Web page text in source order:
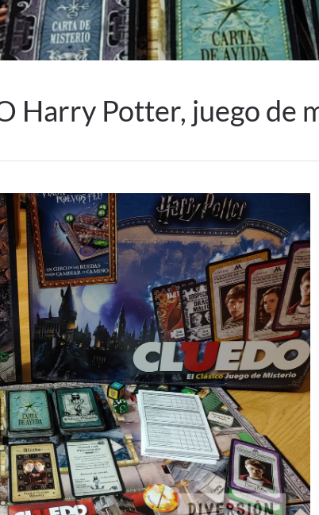
Harry Potter, juego de